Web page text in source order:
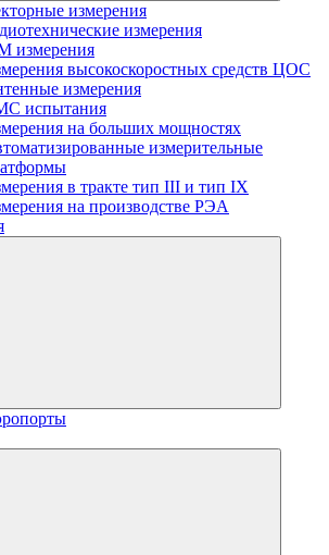
измерения
измерения
измерения
высокоскоростных средств ЦОС
измерения
испытания
на больших мощностях
измерительные
в тракте тип III и тип IX
на производстве РЭА